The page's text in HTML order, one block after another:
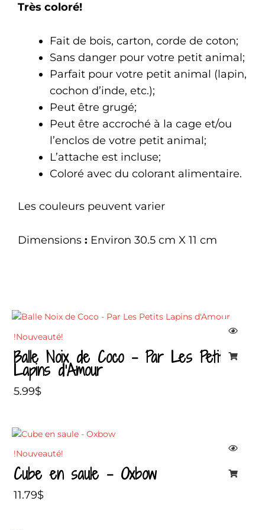
Très coloré!
Fait de bois, carton, corde de coton;
Sans danger pour votre petit animal;
Parfait pour votre petit animal (lapin,
cochon d’inde, etc.);
Peut être grugé;
Peut être accroché à la cage et/ou
l’enclos de votre petit animal;
L’attache est incluse;
Coloré avec du colorant alimentaire.
Les couleurs peuvent varier
Dimensions : Environ 30.5 cm X 11 cm
!Nouveauté!
Balle Noix de Coco – Par Les Petits
Lapins d’Amour
5.99$
!Nouveauté!
Cube en saule – Oxbow
11.79$